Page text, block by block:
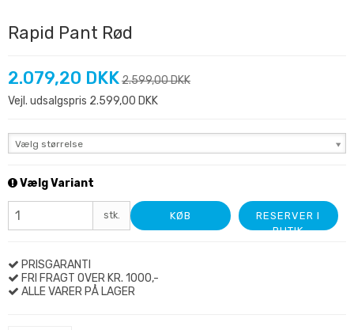
Rapid Pant Rød
2.079,20 DKK2.599,00 DKK
Vejl. udsalgspris 2.599,00 DKK
Vælg størrelse
Vælg Variant
stk. KØB
RESERVER I
BUTIK
PRISGARANTI
FRI FRAGT OVER KR. 1000,-
ALLE VARER PÅ LAGER